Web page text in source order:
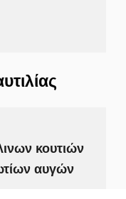
κουτιών
αυγών